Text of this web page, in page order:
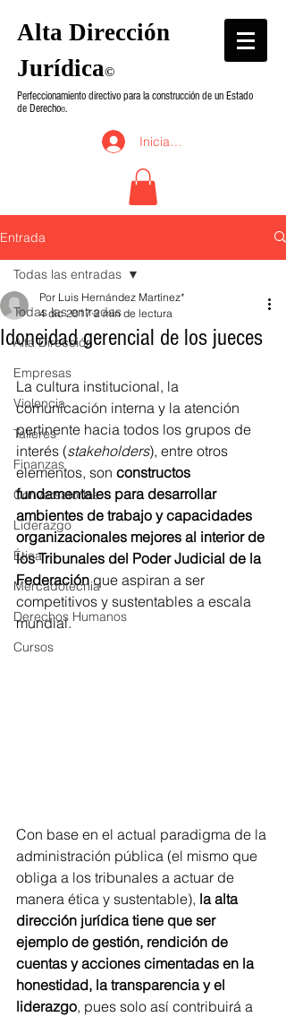
Alta Dirección
Jurídica©
Perfeccionamiento directivo para la construcción de un Estado
de Derecho©.
Iniciar sesión
Entrada
Todas las entradas
Alta Dirección
Empresas
Violencia
Talleres
Finanzas
Conversatorios
Liderazgo
Ética
Mercadotecnia
Derechos Humanos
Cursos
Todas las entradas
Idoneidad gerencial de los jueces
Por Luis Hernández Martínez*
4 dic 2017 2 min de lectura
La cultura institucional, la
comunicación interna y la atención
pertinente hacia todos los grupos de
interés (stakeholders), entre otros
elementos, son constructos
fundamentales para desarrollar
ambientes de trabajo y capacidades
organizacionales mejores al interior de
los Tribunales del Poder Judicial de la
Federación que aspiran a ser
competitivos y sustentables a escala
mundial.
Con base en el actual paradigma de la
administración pública (el mismo que
obliga a los tribunales a actuar de
manera ética y sustentable), la alta
dirección jurídica tiene que ser
ejemplo de gestión, rendición de
cuentas y acciones cimentadas en la
honestidad, la transparencia y el
liderazgo, pues solo así contribuirá a